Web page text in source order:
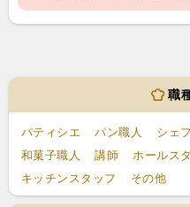
職
パティシエ パン職人 シェフ
和菓子職人
講師 ホールス
キッチンスタッフ
その他